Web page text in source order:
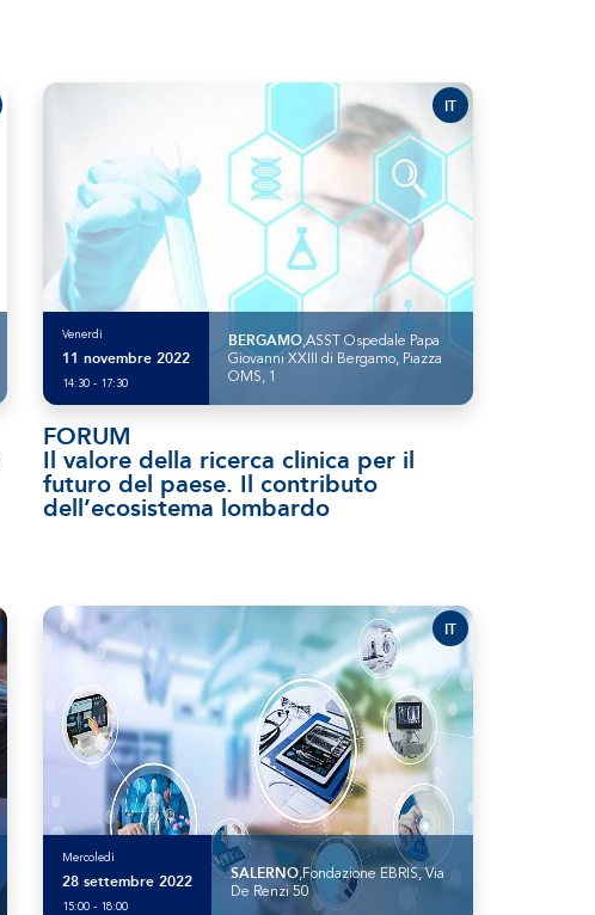
Venerdì
11 novembre 2022
14:30 - 17:30
BERGAMO,ASST Ospedale Papa
Giovanni XXIII di Bergamo, Piazza
OMS, 1
IT
FORUM
Il valore della ricerca clinica per il
futuro del paese. Il contributo
dell’ecosistema lombardo
Mercoledì
28 settembre 2022
15:00 - 18:00
SALERNO,Fondazione EBRIS, Via
De Renzi 50
IT